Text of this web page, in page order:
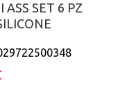
ASS SET 6 PZ